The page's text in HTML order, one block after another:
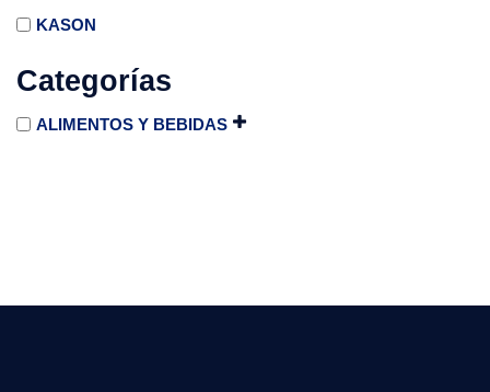
KASON
Categorías
ALIMENTOS Y BEBIDAS